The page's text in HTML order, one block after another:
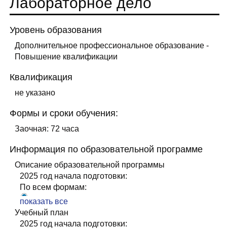
Уровень образования
Дополнительное профессиональное образование -
Повышение квалификации
Квалификация
не указано
Формы и сроки обучения:
Заочная: 72 часа
Информация по образовательной программе
Описание образовательной программы
2025 год начала подготовки:
По всем формам:
УП+УТП Лабораторное дело
ОПОП Лабораторное дело
По всем годам:
показать все
Учебный план
2025 год начала подготовки: